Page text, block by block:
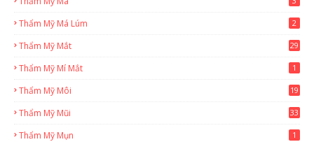
Thẩm Mỹ Má Lúm 2
Thẩm Mỹ Mắt 29
Thẩm Mỹ Mí Mắt 1
Thẩm Mỹ Môi 19
Thẩm Mỹ Mũi 33
Thẩm Mỹ Mụn 1